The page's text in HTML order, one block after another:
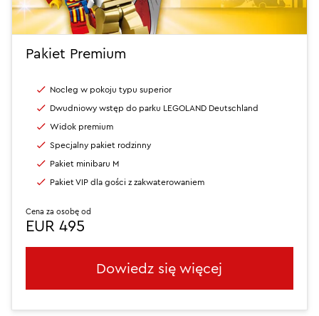
Pakiet Premium
Nocleg w pokoju typu superior
Dwudniowy wstęp do parku LEGOLAND Deutschland
Widok premium
Specjalny pakiet rodzinny
Pakiet minibaru M
Pakiet VIP dla gości z zakwaterowaniem
Cena za osobę od
EUR 495
Dowiedz się więcej